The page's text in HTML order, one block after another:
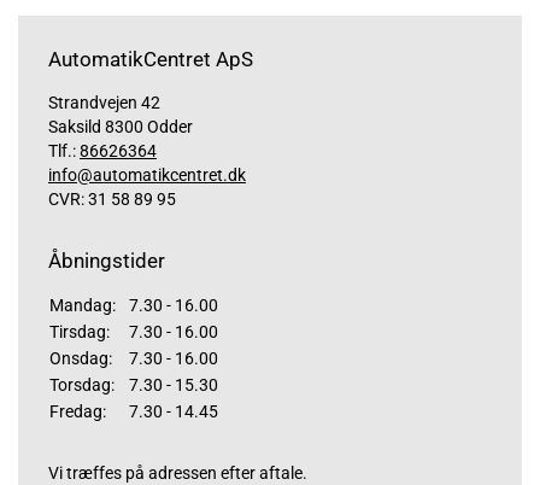
AutomatikCentret ApS
Strandvejen 42
Saksild 8300 Odder
Tlf.:86626364
info@automatikcentret.dk
CVR: 31 58 89 95
Åbningstider
Mandag:
7.30 - 16.00
Tirsdag:
7.30 - 16.00
Onsdag:
7.30 - 16.00
Torsdag:
7.30 - 15.30
Fredag:
7.30 - 14.45
Vi træffes på adressen efter aftale.